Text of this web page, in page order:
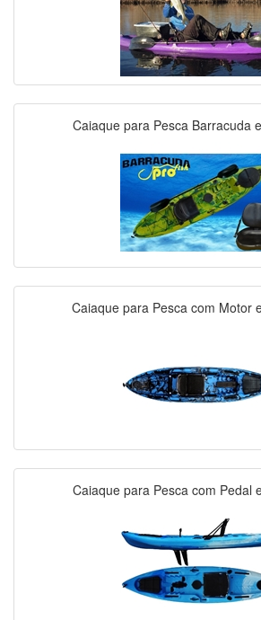
Caiaque para Pesca Barracuda
Caiaque para Pesca com Motor
Caiaque para Pesca com Pedal